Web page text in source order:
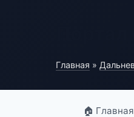
Главная »
🏠 Главная